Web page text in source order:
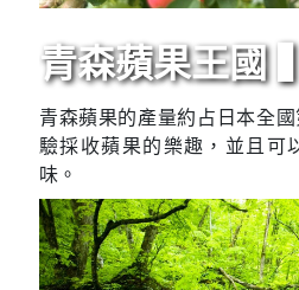
青森蘋果王國
青森蘋果的產量約占日本全
驗採收蘋果的樂趣，並且可
味。